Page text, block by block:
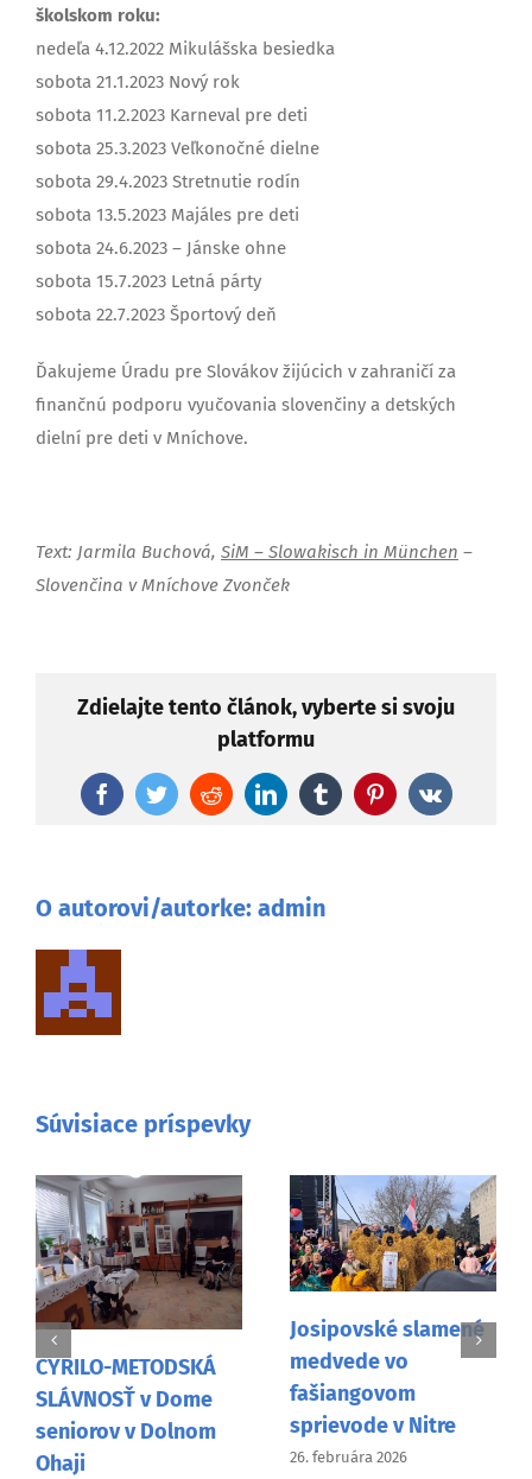
školskom roku:
nedeľa 4.12.2022 Mikulášska besiedka
sobota 21.1.2023 Nový rok
sobota 11.2.2023 Karneval pre deti
sobota 25.3.2023 Veľkonočné dielne
sobota 29.4.2023 Stretnutie rodín
sobota 13.5.2023 Majáles pre deti
sobota 24.6.2023 – Jánske ohne
sobota 15.7.2023 Letná párty
sobota 22.7.2023 Športový deň
Ďakujeme Úradu pre Slovákov žijúcich v zahraničí za
finančnú podporu vyučovania slovenčiny a detských
dielní pre deti v Mníchove.
Text: Jarmila Buchová, SiM – Slowakisch in München –
Slovenčina v Mníchove Zvonček
Zdielajte tento článok, vyberte si svoju
platformu
FacebookTwitterRedditLinkedInTumblr Pinterest
Vk
O autorovi/autorke: admin
Súvisiace príspevky
CYRILO-METODSKÁ
SLÁVNOSŤ v Dome
seniorov v Dolnom
Ohaji
Josipovské slamené
medvede vo
fašiangovom
sprievode v Nitre
26. februára 2026